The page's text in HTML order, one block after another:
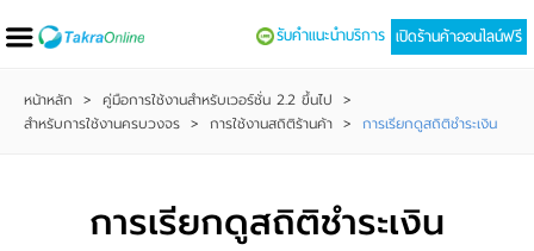
เปิดร้านค้าออนไลน์ฟรี
รับคำแนะนำบริการ
หน้าหลัก > คู่มือการใช้งานสำหรับเวอร์ชั่น 2.2 ขึ้นไป >
สำหรับการใช้งานครบวงจร > การใช้งานสถิติร้านค้า > การเรียกดูสถิติชำระเงิน
การเรียกดูสถิติชำระเงิน